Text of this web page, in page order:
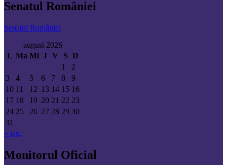
Senatul României
Senatul României
august 2026
L Ma Mi J V S D
1
2
3
4 5 6 7 8
9
10 11 12 13 14 15 16
17 18 19 20 21 22 23
24 25 26 27 28 29 30
31
« ian.
Monitorul Oficial